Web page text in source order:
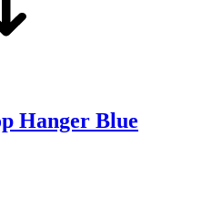
Hanger Blue